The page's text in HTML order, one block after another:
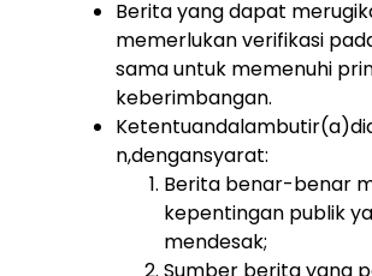
Berita yang dapat
memerlukan verifikasi
sama untuk memenuhi
keberimbangan.
n,dengansyarat:
Berita benar-benar
kepentingan publik
mendesak;